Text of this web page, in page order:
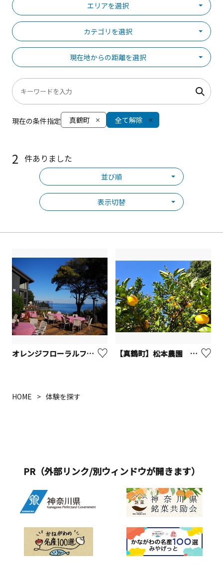
エリアを選択
カテゴリを選択
現在地からの距離を選択
現在の条件指定 真鶴町 全て解除
2 件ありました
並び順
表示切替
オレンジフローラルファーム【真鶴町】 【真鶴町】松本農園 みかん狩り
HOME 体験を探す
PR（外部リンク/別ウィンドウが開きます）